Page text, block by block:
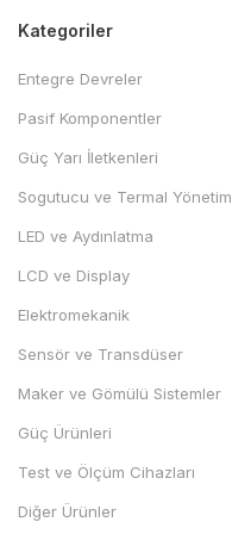
Kategoriler
Entegre Devreler
Pasif Komponentler
Güç Yarı İletkenleri
Sogutucu ve Termal Yönetim
LED ve Aydınlatma
LCD ve Display
Elektromekanik
Sensör ve Transdüser
Maker ve Gömülü Sistemler
Güç Ürünleri
Test ve Ölçüm Cihazları
Diğer Ürünler